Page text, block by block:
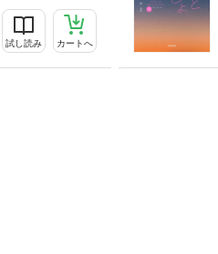
試し読み カートへ